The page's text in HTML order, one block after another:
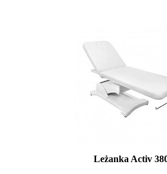
Leżanka Activ